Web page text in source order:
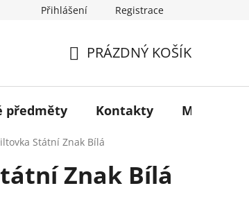
Přihlášení Registrace
KOŠÍK
PRÁZDNÝ KOŠÍK
předměty Kontakty Muzeum
Státní Znak Bílá
Znak Bílá